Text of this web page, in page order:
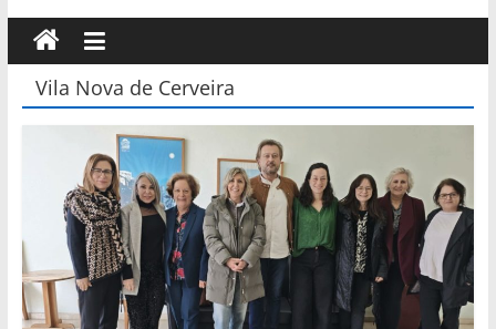
Vila Nova de Cerveira